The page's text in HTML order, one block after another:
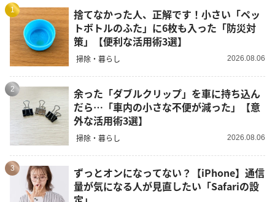
1
捨てなかった人、正解です！小さい「ペッ
トボトルのふた」に6枚も入った「防災対
策」【便利な活用術3選】
掃除・暮らし 2026.08.06
2
余った「ダブルクリップ」を車に持ち込ん
だら…「車内の小さな不便が減った」【意
外な活用術3選】
掃除・暮らし 2026.08.06
3
ずっとオンになってない？【iPhone】通信
量が気になる人が見直したい「Safariの設